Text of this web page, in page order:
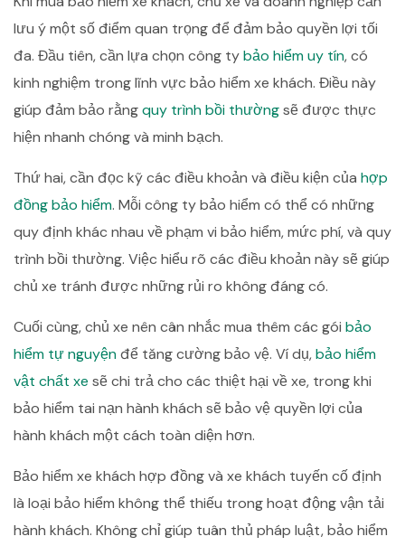
lưu ý một số điểm quan trọng để đảm bảo quyền lợi tối
đa. Đầu tiên, cần lựa chọn công tybảo hiểm uy tín, có
kinh nghiệm trong lĩnh vực bảo hiểm xe khách. Điều này
giúp đảm bảo rằngquy trình bồi thườngsẽ được thực
hiện nhanh chóng và minh bạch.
Thứ hai, cần đọc kỹ các điều khoản và điều kiện của hợp
đồng bảo hiểm. Mỗi công ty bảo hiểm có thể có những
quy định khác nhau về phạm vi bảo hiểm, mức phí, và quy
trình bồi thường. Việc hiểu rõ các điều khoản này sẽ giúp
chủ xe tránh được những rủi ro không đáng có.
Cuối cùng, chủ xe nên cân nhắc mua thêm các gói bảo
hiểm tự nguyệnđể tăng cường bảo vệ. Ví dụ,bảo hiểm
vật chất xe sẽ chi trả cho các thiệt hại về xe, trong khi
bảo hiểm tai nạn hành khách sẽ bảo vệ quyền lợi của
hành khách một cách toàn diện hơn.
Bảo hiểm xe khách hợp đồng và xe khách tuyến cố định
là loại bảo hiểm không thể thiếu trong hoạt động vận tải
hành khách. Không chỉ giúp tuân thủ pháp luật, bảo hiểm